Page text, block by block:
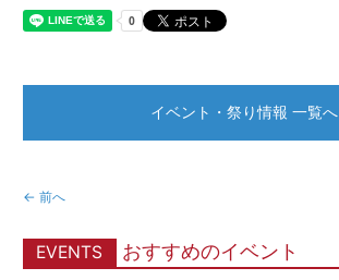
← 前へ
イベント・祭り情報 一覧へ
EVENTS おすすめのイベント